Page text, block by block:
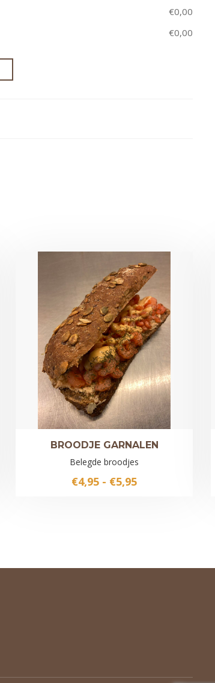
€0,00
€0,00
BROODJE GARNALEN
Belegde broodjes
€4,95 - €5,95Prijsklasse: